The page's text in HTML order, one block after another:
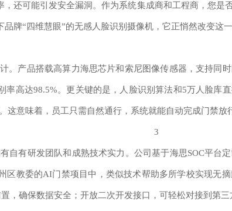
还可能引发安全漏洞。作为系统集成商和工程商，您是
牌“四维慧眼”的无感人脸识别摄像机，它正悄然改变这一
。产品搭载高算力海思芯片和索尼图像传感器，支持同
高达98.5%。更关键的是，人脸识别算法和5万人脸库
这意味着，员工只需自然通行，系统就能自动完成门禁放
自有研发团队和成熟技术实力。公司基于海思SOC平台
区教委的AI门禁项目中，类似技术帮助多所学校实现无
，确保数据安全；开放二次开发接口，可轻松对接到第